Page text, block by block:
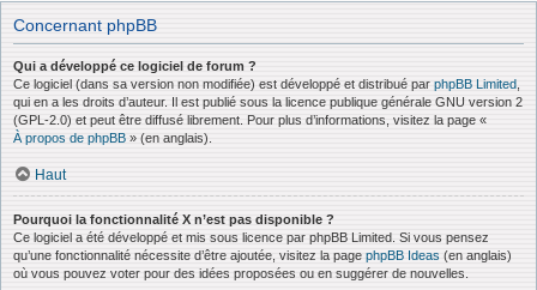
Concernant phpBB
Qui a développé ce logiciel de forum ?
Ce logiciel (dans sa version non modifiée) est développé et distribué par phpBB Limited
qui en a les droits d’auteur. Il est publié sous la licence publique générale GNU version 2
(GPL-2.0) et peut être diffusé librement. Pour plus d’informations, visitez la page «
À propos de phpBB » (en anglais).
Haut
Pourquoi la fonctionnalité X n’est pas disponible ?
Ce logiciel a été développé et mis sous licence par phpBB Limited. Si vous pensez
qu’une fonctionnalité nécessite d’être ajoutée, visitez la page phpBB Ideas (en anglais)
où vous pouvez voter pour des idées proposées ou en suggérer de nouvelles.